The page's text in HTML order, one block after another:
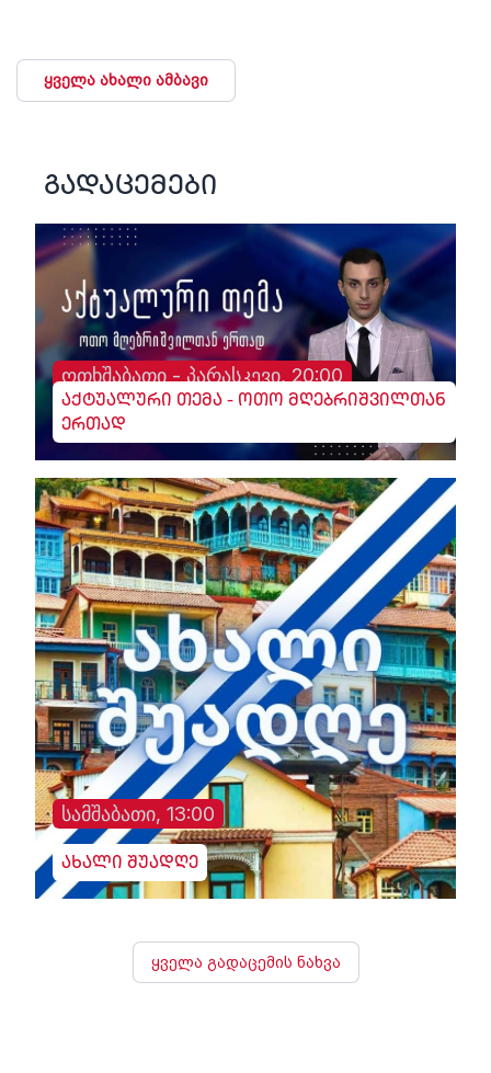
ყველა ახალი ამბავი
გადაცემები
ოთხშაბათი - პარასკევი, 20:00
აქტუალური თემა - ოთო მღებრიშვილთან
ერთად
სამშაბათი, 13:00
ახალი შუადღე
ყველა გადაცემის ნახვა